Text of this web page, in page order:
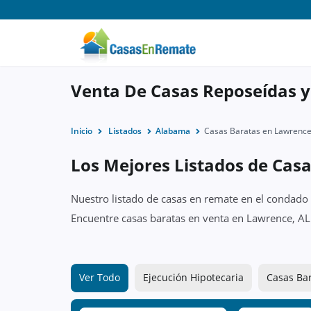
Venta De Casas Reposeídas
Inicio Listados Alabama Casas Baratas en
Los Mejores Listados de
Nuestro listado de casas en remate en el
Encuentre casas baratas en venta en Lawrence,
Ver Todo Ejecución Hipotecaria Casas